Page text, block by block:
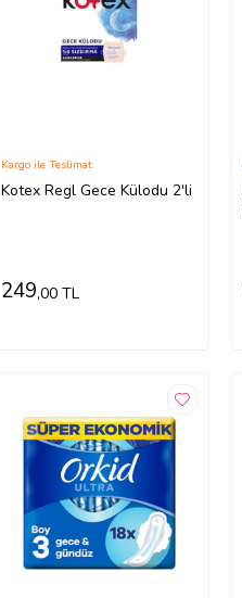
Kotex Regl Gece Külodu 2'li
Kargo ile Teslimat
249,00 TL